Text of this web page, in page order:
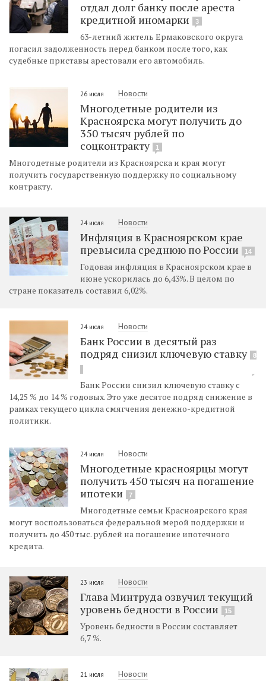
отдал долг банку после ареста
кредитной иномарки
3
63-летний житель Ермаковского округа
погасил задолженность перед банком после того, как
судебные приставы арестовали его автомобиль.
26 июля Новости
Многодетные родители из
Красноярска могут получить до
350 тысяч рублей по
соцконтракту
1
Многодетные родители из Красноярска и края могут
получить государственную поддержку по социальному
контракту.
24 июля Новости
Инфляция в Красноярском крае
превысила среднюю по России
14
Годовая инфляция в Красноярском крае в
июне ускорилась до 6,43%. В целом по
стране показатель составил 6,02%.
24 июля Новости
Банк России в десятый раз
подряд снизил ключевую ставку
8
Банк России снизил ключевую ставку с
14,25 % до 14 % годовых. Это уже десятое подряд снижение в
рамках текущего цикла смягчения денежно-кредитной
политики.
24 июля Новости
Многодетные красноярцы могут
получить 450 тысяч на погашение
ипотеки
7
Многодетные семьи Красноярского края
могут воспользоваться федеральной мерой поддержки и
получить до 450 тыс. рублей на погашение ипотечного
кредита.
23 июля Новости
Глава Минтруда озвучил текущий
уровень бедности в России
15
Уровень бедности в России составляет
6,7 %.
21 июля Новости